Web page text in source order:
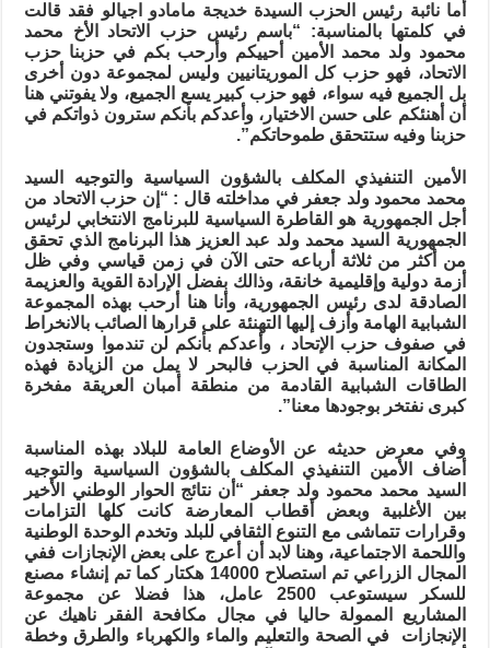
أما نائبة رئيس الحزب السيدة خديجة مامادو اجيالو فقد قالت
في كلمتها بالمناسبة: “باسم رئيس حزب الاتحاد الأخ محمد
محمود ولد محمد الأمين أحييكم وأرحب بكم في حزبنا حزب
الاتحاد، فهو حزب كل الموريتانيين وليس لمجموعة دون أخرى
بل الجميع فيه سواء، فهو حزب كبير يسع الجميع، ولا يفوتني هنا
أن أهنئكم على حسن الاختيار، وأعدكم بأنكم سترون ذواتكم في
حزبنا وفيه ستتحقق طموحاتكم”.
الأمين التنفيذي المكلف بالشؤون السياسية والتوجيه السيد
محمد محمود ولد جعفر في مداخلته قال : “إن حزب الاتحاد من
أجل الجمهورية هو القاطرة السياسية للبرنامج الانتخابي لرئيس
الجمهورية السيد محمد ولد عبد العزيز هذا البرنامج الذي تحقق
من أكثر من ثلاثة أرباعه حتى الآن في زمن قياسي وفي ظل
أزمة دولية وإقليمية خانقة، وذالك بفضل الإرادة القوية والعزيمة
الصادقة لدى رئيس الجمهورية، وأنا هنا أرحب بهذه المجموعة
الشبابية الهامة وأزف إليها التهنئة على قرارها الصائب بالانخراط
في صفوف حزب الإتحاد ، وأعدكم بأنكم لن تندموا وستجدون
المكانة المناسبة في الحزب فالبحر لا يمل من الزيادة فهذه
الطاقات الشبابية القادمة من منطقة أمبان العريقة مفخرة
كبرى نفتخر بوجودها معنا”.
وفي معرض حديثه عن الأوضاع العامة للبلاد بهذه المناسبة
أضاف الأمين التنفيذي المكلف بالشؤون السياسية والتوجيه
السيد محمد محمود ولد جعفر “أن نتائج الحوار الوطني الأخير
بين الأغلبية وبعض أقطاب المعارضة كانت كلها التزامات
وقرارات تتماشى مع التنوع الثقافي للبلد وتخدم الوحدة الوطنية
واللحمة الاجتماعية، وهنا لابد أن أعرج على بعض الإنجازات ففي
المجال الزراعي تم استصلاح 14000 هكتار كما تم إنشاء مصنع
للسكر سيستوعب 2500 عامل، هذا فضلا عن مجموعة
المشاريع الممولة حاليا في مجال مكافحة الفقر ناهيك عن
الإنجازات في الصحة والتعليم والماء والكهرباء والطرق وخطة